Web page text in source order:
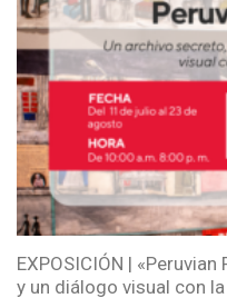
EXPOSICIÓN |
y un diálogo visual con